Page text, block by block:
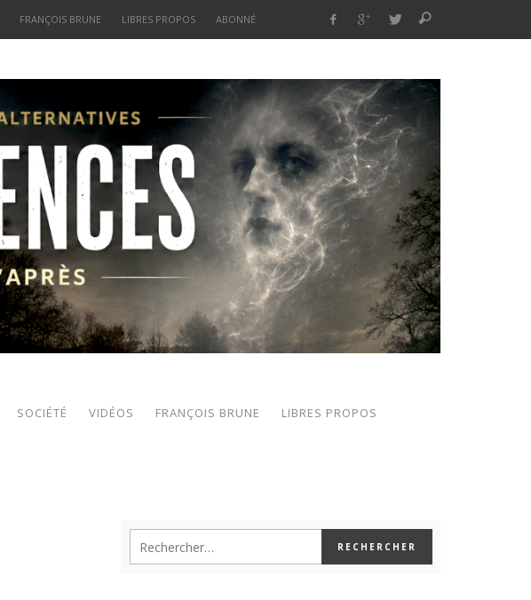
FRANÇOIS BRUNE LIBRES PROPOS ABONNÉ
SOCIÉTÉ VIDÉOS FRANÇOIS BRUNE LIBRES PROPOS